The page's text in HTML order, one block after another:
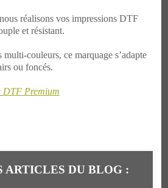
réalisons vos impressions DTF
et résistant.
couleurs, ce marquage s’adapte
ou foncés.
DTF Premium
ARTICLES DU BLOG :